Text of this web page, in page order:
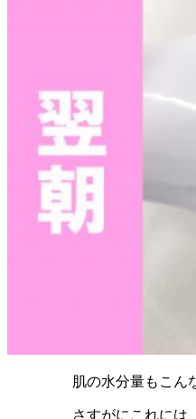
肌の水分量もこん
さすがにこれには